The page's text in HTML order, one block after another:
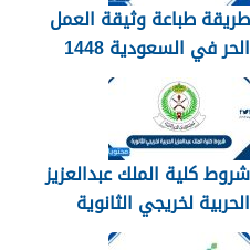
طريقة طباعة وثيقة العمل
الحر في السعودية 1448
شروط كلية الملك عبدالعزيز
الحربية لخريجي الثانوية
1448